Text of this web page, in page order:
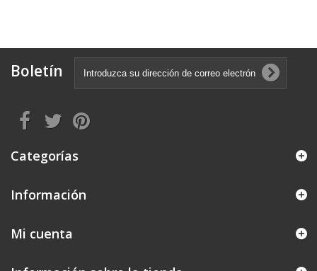
Boletín
Categorías
Información
Mi cuenta